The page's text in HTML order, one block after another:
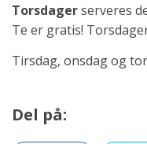
Torsdagerserveres
Te er gratis!
Tirsdag, onsdag og
Del på: